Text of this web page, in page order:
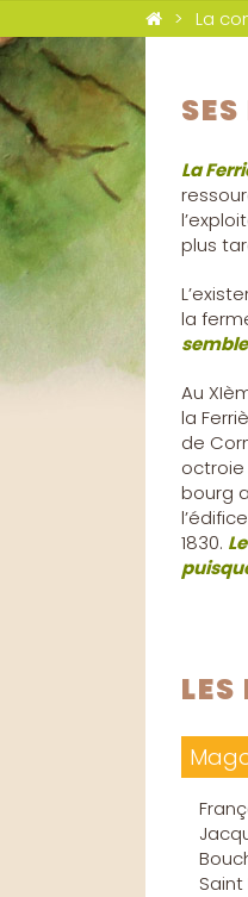
La
La
plus
la
Au
la
de
octroie
bourg
1830.
Saint